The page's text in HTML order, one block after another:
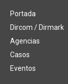
Portada
Dircom / Dirmark
Agencias
Casos
Eventos